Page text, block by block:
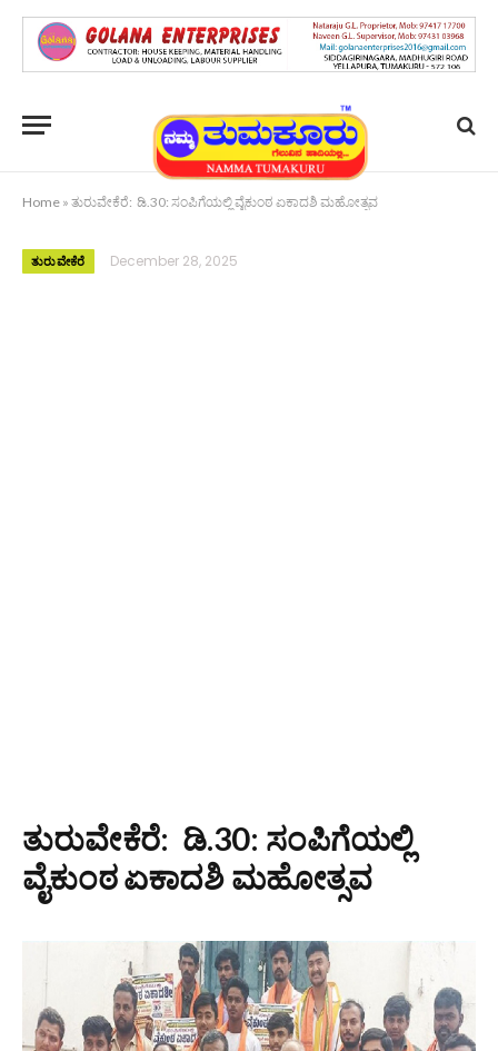
Home » ತುರುವೇಕೆರೆ: ಡಿ.30: ಸಂಪಿಗೆಯಲ್ಲಿ ವೈಕುಂಠ ಏಕಾದಶಿ ಮಹೋತ್ಸವ
ತುರುವೇಕೆರೆ December 28, 2025
ತುರುವೇಕೆರೆ: ಡಿ.30: ಸಂಪಿಗೆಯಲ್ಲಿ
ವೈಕುಂಠ ಏಕಾದಶಿ ಮಹೋತ್ಸವ